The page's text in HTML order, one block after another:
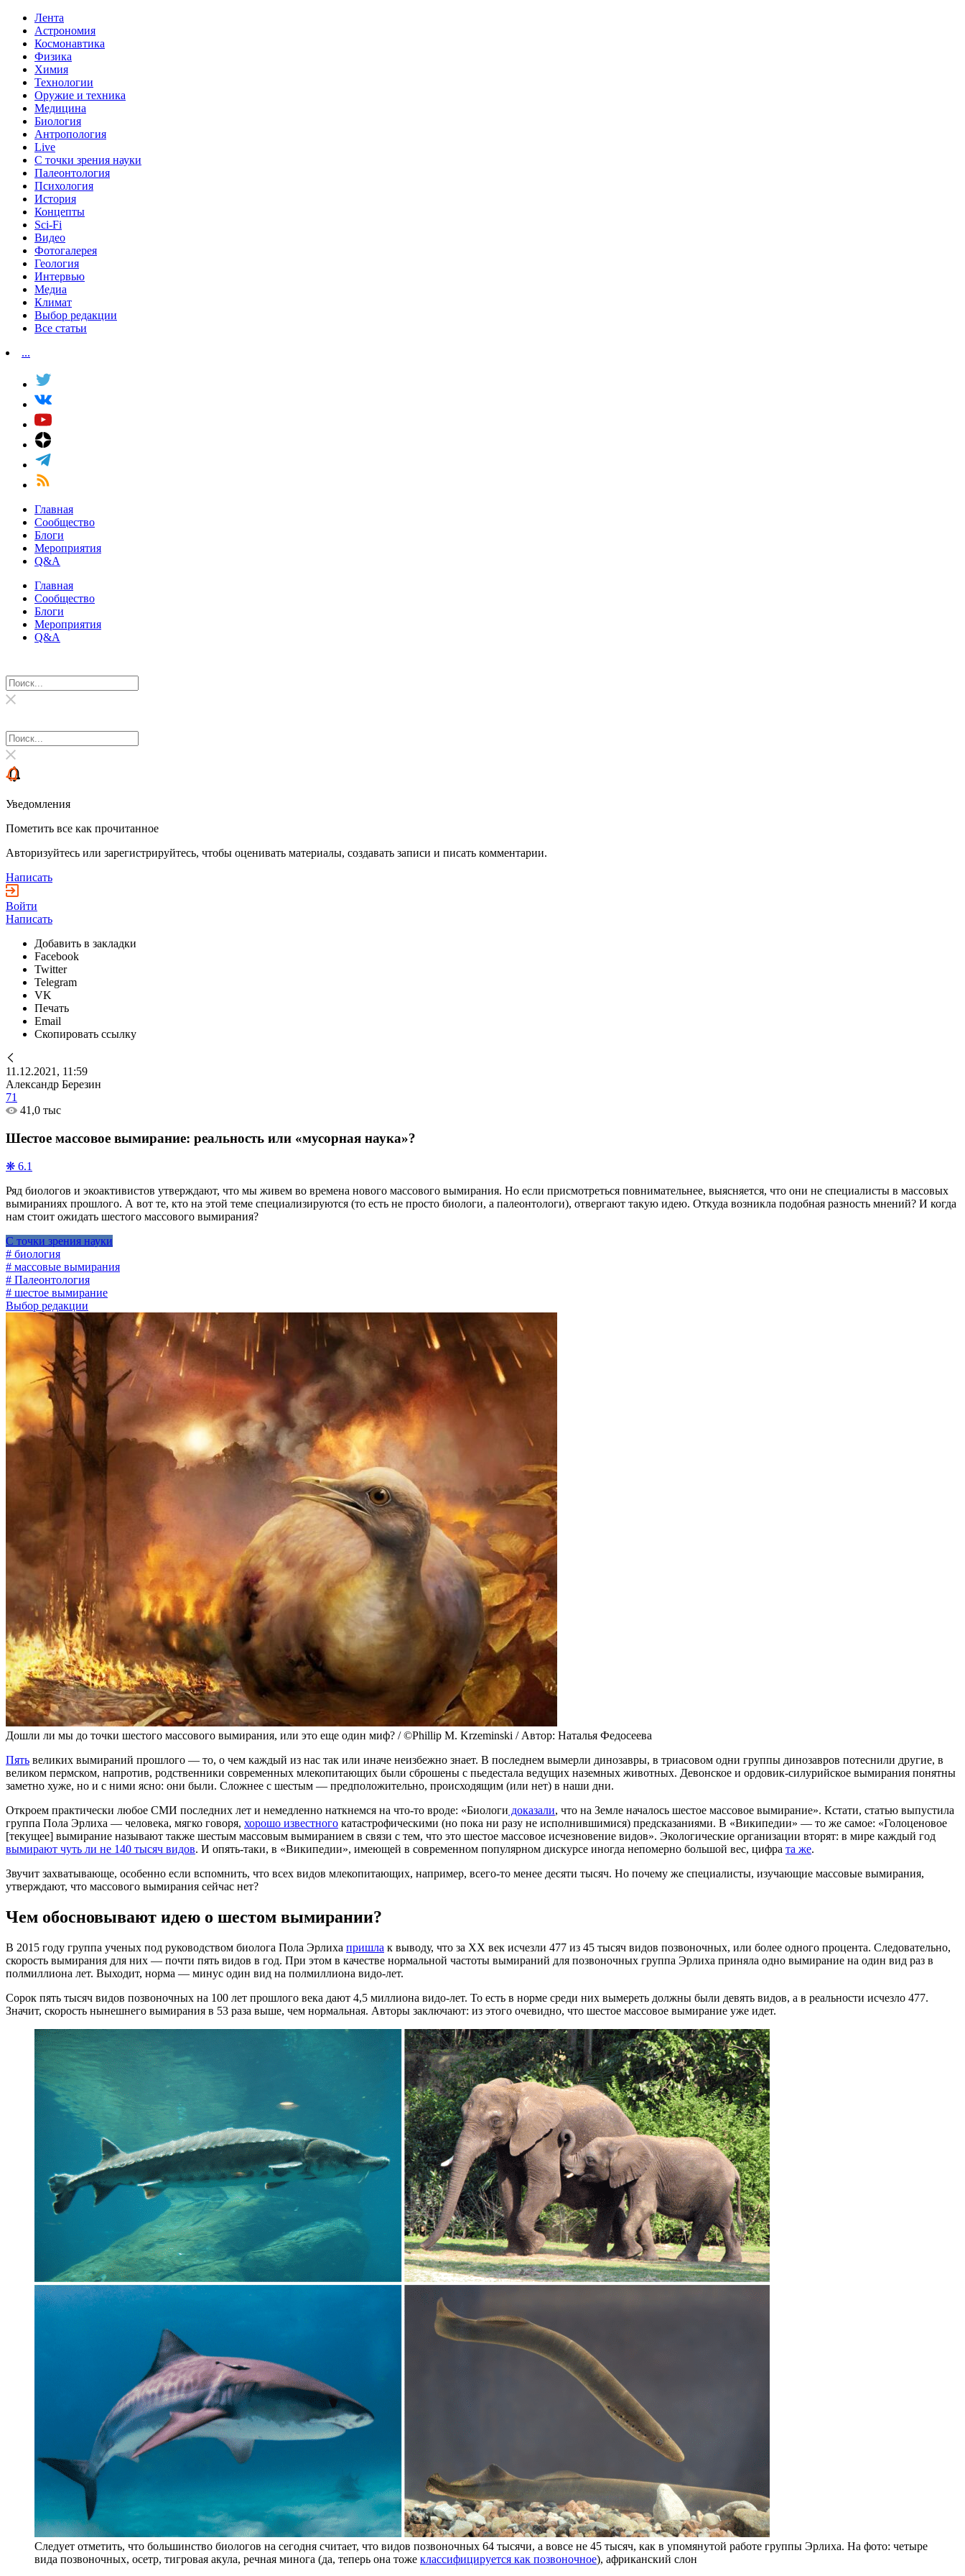
Лента
Астрономия
Космонавтика
Физика
Химия
Технологии
Оружие и техника
Медицина
Биология
Антропология
Live
С точки зрения науки
Палеонтология
Психология
История
Концепты
Sci-Fi
Видео
Фотогалерея
Геология
Интервью
Медиа
Климат
Выбор редакции
Все статьи
...
Главная
Сообщество
Блоги
Мероприятия
Q&A
Главная
Сообщество
Блоги
Мероприятия
Q&A
Уведомления
Пометить все как прочитанное
Авторизуйтесь или зарегистрируйтесь, чтобы оценивать материалы, создавать записи и писать комментарии.
Написать
Войти
Написать
Добавить в закладки
Facebook
Twitter
Telegram
VK
Печать
Email
Скопировать ссылку
11.12.2021, 11:59
Александр Березин
71
41,0 тыс
Шестое массовое вымирание: реальность или «мусорная наука»?
❋ 6.1
Ряд биологов и экоактивистов утверждают, что мы живем во времена нового массового вымирания. Но если присмотреться повнимательнее, выясняется, что они не специалисты в массовых
вымираниях прошлого. А вот те, кто на этой теме специализируются (то есть не просто биологи, а палеонтологи), отвергают такую идею. Откуда возникла подобная разность мнений? И когда
нам стоит ожидать шестого массового вымирания?
С точки зрения науки
# биология
# массовые вымирания
# Палеонтология
# шестое вымирание
Выбор редакции
Дошли ли мы до точки шестого массового вымирания, или это еще один миф? / ©Phillip M. Krzeminski / Автор: Наталья Федосеева
Пять великих вымираний прошлого — то, о чем каждый из нас так или иначе неизбежно знает. В последнем вымерли динозавры, в триасовом одни группы динозавров потеснили другие, в
великом пермском, напротив, родственники современных млекопитающих были сброшены с пьедестала ведущих наземных животных. Девонское и ордовик-силурийское вымирания понятны
заметно хуже, но и с ними ясно: они были. Сложнее с шестым — предположительно, происходящим (или нет) в наши дни.
Откроем практически любое СМИ последних лет и немедленно наткнемся на что-то вроде: «Биологи доказали, что на Земле началось шестое массовое вымирание». Кстати, статью выпустила
группа Пола Эрлиха — человека, мягко говоря, хорошо известного катастрофическими (но пока ни разу не исполнившимися) предсказаниями. В «Википедии» — то же самое: «Голоценовое
[текущее] вымирание называют также шестым массовым вымиранием в связи с тем, что это шестое массовое исчезновение видов». Экологические организации вторят: в мире каждый год
вымирают чуть ли не 140 тысяч видов. И опять-таки, в «Википедии», имеющей в современном популярном дискурсе иногда непомерно большой вес, цифра та же.
Звучит захватывающе, особенно если вспомнить, что всех видов млекопитающих, например, всего-то менее десяти тысяч. Но почему же специалисты, изучающие массовые вымирания,
утверждают, что массового вымирания сейчас нет?
Чем обосновывают идею о шестом вымирании?
В 2015 году группа ученых под руководством биолога Пола Эрлиха пришла к выводу, что за XX век исчезли 477 из 45 тысяч видов позвоночных, или более одного процента. Следовательно,
скорость вымирания для них — почти пять видов в год. При этом в качестве нормальной частоты вымираний для позвоночных группа Эрлиха приняла одно вымирание на один вид раз в
полмиллиона лет. Выходит, норма — минус один вид на полмиллиона видо-лет.
Сорок пять тысяч видов позвоночных на 100 лет прошлого века дают 4,5 миллиона видо-лет. То есть в норме среди них вымереть должны были девять видов, а в реальности исчезло 477.
Значит, скорость нынешнего вымирания в 53 раза выше, чем нормальная. Авторы заключают: из этого очевидно, что шестое массовое вымирание уже идет.
Следует отметить, что большинство биологов на сегодня считает, что видов позвоночных 64 тысячи, а вовсе не 45 тысяч, как в упомянутой работе группы Эрлиха. На фото: четыре
вида позвоночных, осетр, тигровая акула, речная минога (да, теперь она тоже классифицируется как позвоночное), африканский слон